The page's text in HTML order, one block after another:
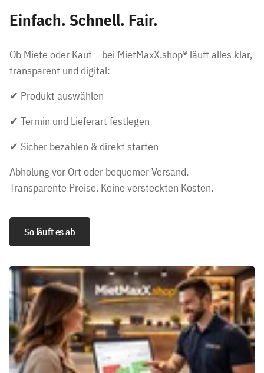
Einfach. Schnell. Fair.
Ob Miete oder Kauf – bei MietMaxX.shop® läuft alles klar,
transparent und digital:
✔ Produkt auswählen
✔ Termin und Lieferart festlegen
✔ Sicher bezahlen & direkt starten
Abholung vor Ort oder bequemer Versand.
Transparente Preise. Keine versteckten Kosten.
So läuft es ab